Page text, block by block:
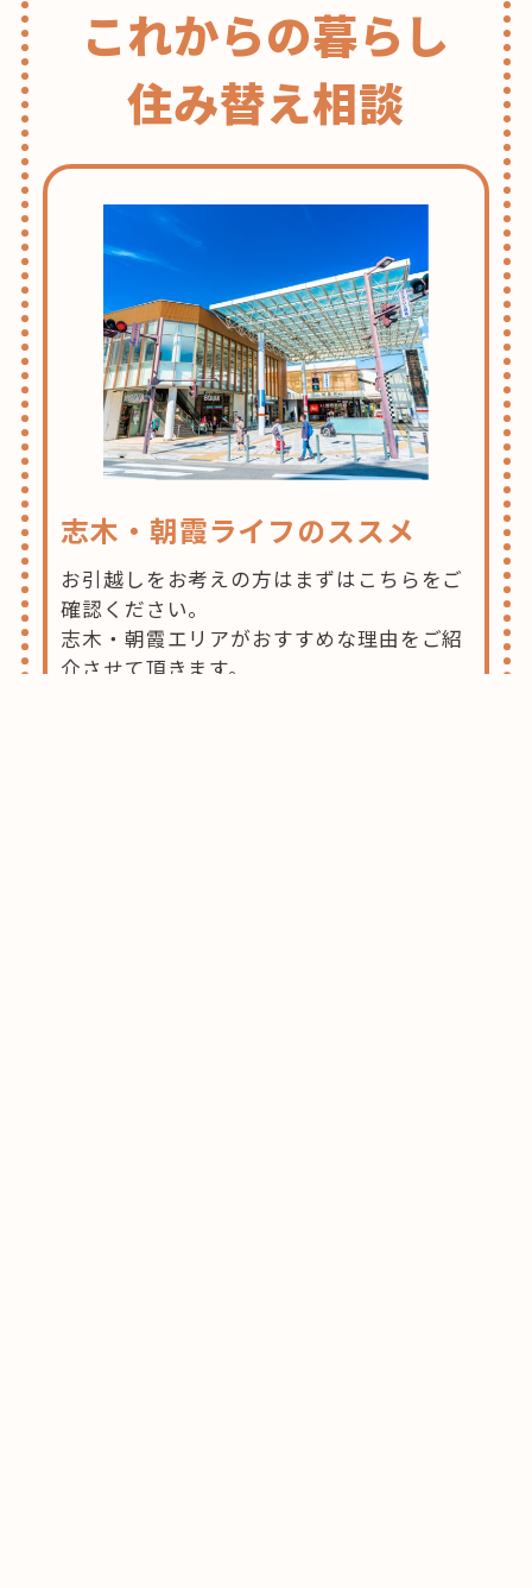
これからの暮らし
住み替え相談
志木・朝霞ライフのススメ
お引越しをお考えの方はまずはこちらをご
確認ください。
志木・朝霞エリアがおすすめな理由をご紹
介させて頂きます。